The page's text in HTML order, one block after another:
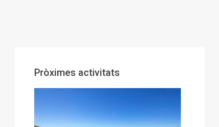
Pròximes activitats